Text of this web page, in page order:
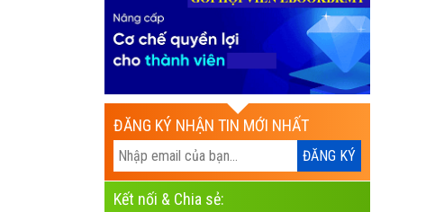
ĐĂNG KÝ NHẬN TIN MỚI NHẤT
Kết nối & Chia sẻ: